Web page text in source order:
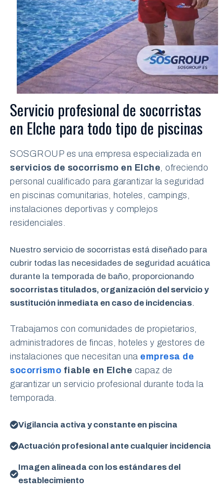
Servicio profesional de socorristas
en Elche para todo tipo de piscinas
SOSGROUP es una empresa especializada en
servicios de socorrismo en Elche , ofreciendo
personal cualificado para garantizar la seguridad
en piscinas comunitarias, hoteles, campings,
instalaciones deportivas y complejos
residenciales.
Nuestro servicio de socorristas está diseñado para
cubrir todas las necesidades de seguridad acuática
durante la temporada de baño, proporcionando
socorristas titulados, organización del servicio y
sustitución inmediata en caso de incidencias.
Trabajamos con comunidades de propietarios,
administradores de fincas, hoteles y gestores de
instalaciones que necesitan una empresa de
socorrismo fiable en Elche capaz de
garantizar un servicio profesional durante toda la
temporada.
Vigilancia activa y constante en piscina
Actuación profesional ante cualquier incidencia
Imagen alineada con los estándares del
establecimiento